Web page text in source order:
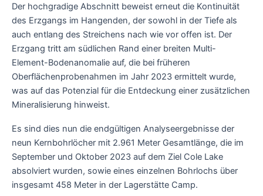
Der hochgradige Abschnitt beweist erneut die Kontinuität
des Erzgangs im Hangenden, der sowohl in der Tiefe als
auch entlang des Streichens nach wie vor offen ist. Der
Erzgang tritt am südlichen Rand einer breiten Multi-
Element-Bodenanomalie auf, die bei früheren
Oberflächenprobenahmen im Jahr 2023 ermittelt wurde,
was auf das Potenzial für die Entdeckung einer zusätzlichen
Mineralisierung hinweist.
Es sind dies nun die endgültigen Analyseergebnisse der
neun Kernbohrlöcher mit 2.961 Meter Gesamtlänge, die im
September und Oktober 2023 auf dem Ziel Cole Lake
absolviert wurden, sowie eines einzelnen Bohrlochs über
insgesamt 458 Meter in der Lagerstätte Camp.